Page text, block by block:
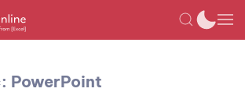
PowerPoint